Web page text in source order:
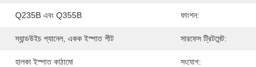
Q235B এবং Q355B ফাংশন:
স্যান্ডউইচ প্যানেল, একক ইস্পাত শীট সারফেস ট্রিটমেন্ট:
হালকা ইস্পাত কাঠামো সংযোগ: